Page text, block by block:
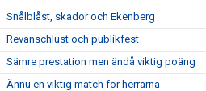
Snålblåst, skador och Ekenberg
Revanschlust och publikfest
Sämre prestation men ändå viktig poäng
Ännu en viktig match för herrarna